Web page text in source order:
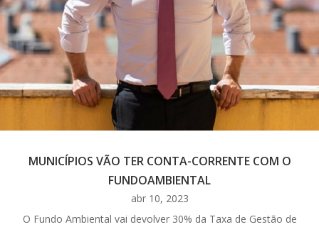
MUNICÍPIOS VÃO TER CONTA-CORRENTE COM O
FUNDOAMBIENTAL
abr 10, 2023
O Fundo Ambiental vai devolver 30% da Taxa de Gestão de